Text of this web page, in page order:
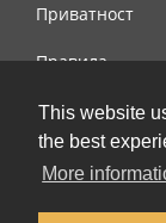
This website
the best
More
Приватност
Правила
Контактирајте